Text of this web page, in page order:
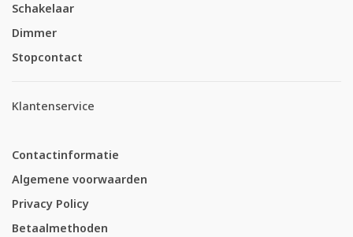
Schakelaar
Dimmer
Stopcontact
Klantenservice
Contactinformatie
Algemene voorwaarden
Privacy Policy
Betaalmethoden